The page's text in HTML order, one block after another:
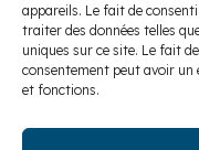
appareils. Le fait de
traiter des données telles
uniques sur ce site. Le fait
consentement peut avoir
et fonctions.